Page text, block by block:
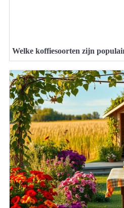
Welke koffiesoorten zijn